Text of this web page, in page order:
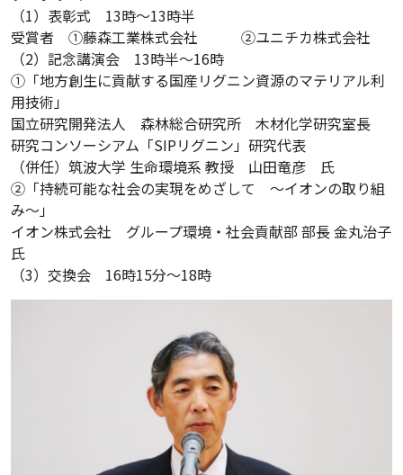
（1）表彰式 13時～13時半
受賞者 ①藤森工業株式会社 ②ユニチカ株式会社
（2）記念講演会 13時半～16時
①「地方創生に貢献する国産リグニン資源のマテリアル利
用技術」
国立研究開発法人 森林総合研究所 木材化学研究室長
研究コンソーシアム「SIPリグニン」研究代表
（併任）筑波大学 生命環境系 教授 山田竜彦 氏
②「持続可能な社会の実現をめざして ～イオンの取り組
み～」
イオン株式会社 グループ環境・社会貢献部 部長 金丸治子
氏
（3）交換会 16時15分～18時